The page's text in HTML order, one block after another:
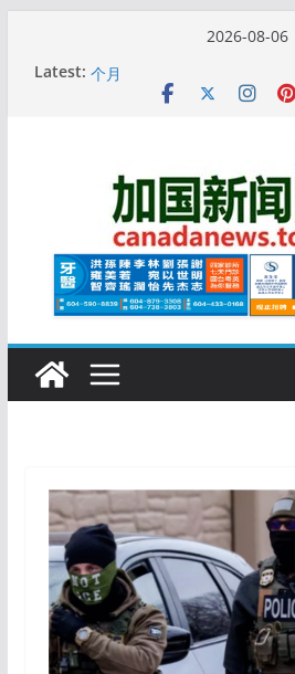
2026-08-06
Latest: 10万人排队入籍加拿大！美占
特鲁多半裸与水果姐海滩激
更多名校恢复SAT 考试，新